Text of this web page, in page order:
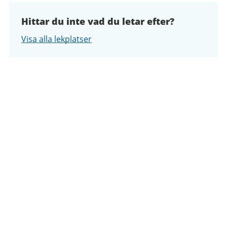
Hittar du inte vad du letar efter?
Visa alla lekplatser